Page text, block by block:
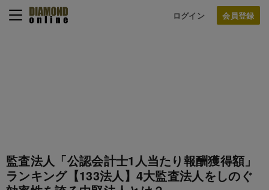
ログイン
監査法人「公認会計士1人当たり報酬獲得額」
ランキング【133法人】4大監査法人をしのぐ